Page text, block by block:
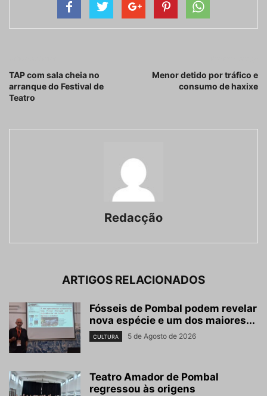
TAP com sala cheia no
arranque do Festival de
Teatro
Menor detido por tráfico e
consumo de haxixe
Redacção
ARTIGOS RELACIONADOS
Fósseis de Pombal podem revelar
nova espécie e um dos maiores...
CULTURA 5 de Agosto de 2026
Teatro Amador de Pombal
regressou às origens